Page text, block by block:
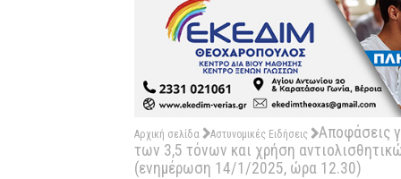
Αρχική σελίδα Αστυνομικές Ειδήσεις
Αποφάσεις
των 3,5 τόνων και χρήση
(ενημέρωση 14/1/2025, ώρα 12.30)